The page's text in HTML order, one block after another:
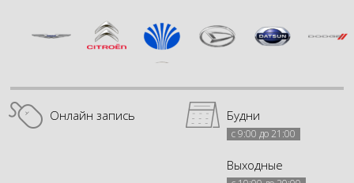
Онлайн запись Будни
с 9:00 до 21:00
Выходные